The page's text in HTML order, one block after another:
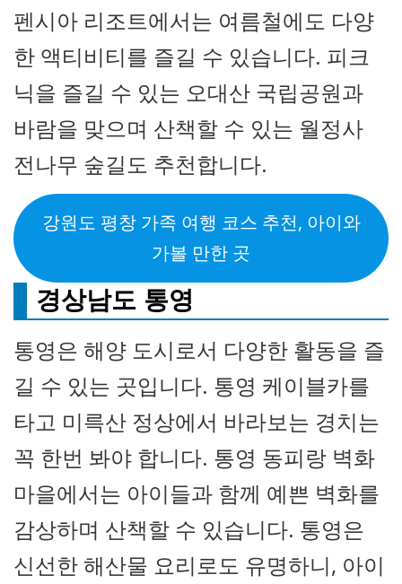
펜시아 리조트에서는 여름철에도 다양
한 액티비티를 즐길 수 있습니다. 피크
닉을 즐길 수 있는 오대산 국립공원과
바람을 맞으며 산책할 수 있는 월정사
전나무 숲길도 추천합니다.
강원도 평창 가족 여행 코스 추천, 아이와
가볼 만한 곳
경상남도 통영
통영은 해양 도시로서 다양한 활동을 즐
길 수 있는 곳입니다. 통영 케이블카를
타고 미륵산 정상에서 바라보는 경치는
꼭 한번 봐야 합니다. 통영 동피랑 벽화
마을에서는 아이들과 함께 예쁜 벽화를
감상하며 산책할 수 있습니다. 통영은
신선한 해산물 요리로도 유명하니, 아이